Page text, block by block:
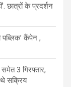
छात्रों के प्रदर्शन
पब्लिक’ कैंपेन ,
3 गिरफ्तार,
थे सक्रिय